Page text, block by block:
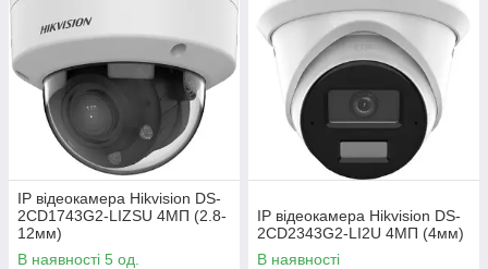
IP відеокамера Hikvision DS-
2CD1743G2-LIZSU 4МП (2.8-
12мм)
В наявності 5 од.
IP відеокамера Hikvision DS-
2CD2343G2-LI2U 4МП (4мм)
В наявності